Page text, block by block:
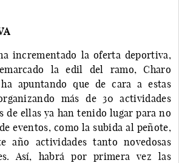
incrementado la oferta deportiva,
la edil del ramo, Charo
apuntando que de cara a estas
más de 30 actividades
de ellas ya han tenido lugar para no
eventos, como la subida al peñote,
año actividades tanto novedosas
Así, habrá por primera vez las